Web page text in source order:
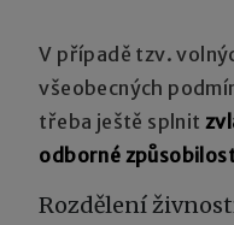
V případě tzv.
všeobecných
třeba ještě splnit
odborné
Rozdělení